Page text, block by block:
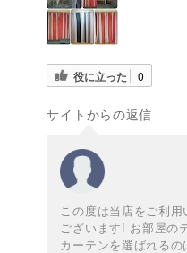
役に立った 0
サイトからの返信
この度は当店をご利
ございます! お部屋の
カーテンを選ばれる